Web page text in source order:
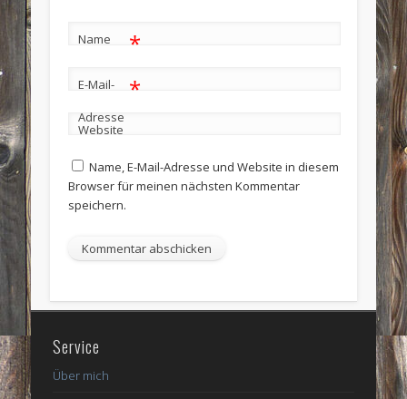
Name *
E-Mail-
Adresse
*
Website
Name, E-Mail-Adresse und Website in diesem
Browser für meinen nächsten Kommentar
speichern.
Service
Über mich